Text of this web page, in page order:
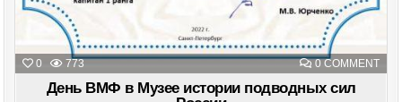
0 773 0 COMMENTON
День ВМФ в Музее истории подводных сил